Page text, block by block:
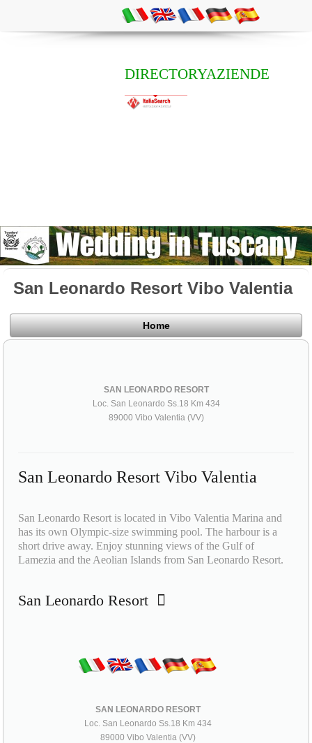
DIRECTORYAZIENDE
San Leonardo Resort Vibo Valentia
Home
SAN LEONARDO RESORT
Loc. San Leonardo Ss.18 Km 434
89000 Vibo Valentia (VV)
San Leonardo Resort Vibo Valentia
San Leonardo Resort is located in Vibo Valentia Marina and
has its own Olympic-size swimming pool. The harbour is a
short drive away. Enjoy stunning views of the Gulf of
Lamezia and the Aeolian Islands from San Leonardo Resort.
San Leonardo Resort
SAN LEONARDO RESORT
Loc. San Leonardo Ss.18 Km 434
89000 Vibo Valentia (VV)